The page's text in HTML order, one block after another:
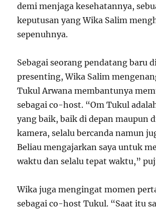
demi menjaga kesehatannya,
keputusan yang Wika Salim
sepenuhnya.
Sebagai seorang pendatang baru
presenting, Wika Salim
Tukul Arwana membantunya
sebagai co-host. “Om Tukul
yang baik, baik di depan maupun
kamera, selalu bercanda namun
Beliau mengajarkan saya untuk
waktu dan selalu tepat waktu,”
Wika juga mengingat momen
sebagai co-host Tukul. “Saat itu